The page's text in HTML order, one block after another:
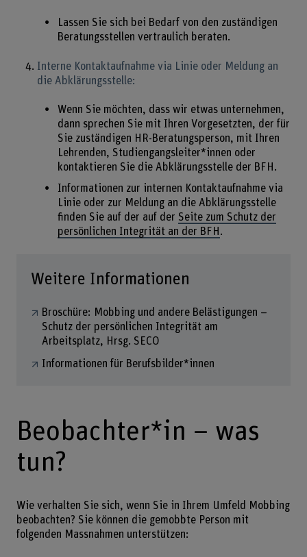
Lassen Sie sich bei Bedarf von den zuständigen
Beratungsstellen vertraulich beraten.
Interne Kontaktaufnahme via Linie oder Meldung an
die Abklärungsstelle:
Wenn Sie möchten, dass wir etwas unternehmen,
dann sprechen Sie mit Ihren Vorgesetzten, der für
Sie zuständigen HR-Beratungsperson, mit Ihren
Lehrenden, Studiengangsleiter*innen oder
kontaktieren Sie die Abklärungsstelle der BFH.
Informationen zur internen Kontaktaufnahme via
Linie oder zur Meldung an die Abklärungsstelle
finden Sie auf der auf der Seite zum Schutz der
persönlichen Integrität an der BFH .
Weitere Informationen
Broschüre: Mobbing und andere Belästigungen –
Schutz der persönlichen Integrität am
Arbeitsplatz, Hrsg. SECO
Informationen für Berufsbilder*innen
Beobachter*in – was
tun?
Wie verhalten Sie sich, wenn Sie in Ihrem Umfeld Mobbing
beobachten? Sie können die gemobbte Person mit
folgenden Massnahmen unterstützen: